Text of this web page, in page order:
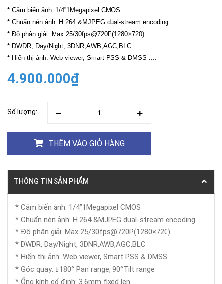
* Cảm biến ảnh: 1/4”1Megapixel CMOS
* Chuẩn nén ảnh: H.264 &MJPEG dual-stream encoding
* Độ phân giải: Max 25/30fps@720P(1280×720)
* DWDR, Day/Night, 3DNR,AWB,AGC,BLC
* Hiển thị ảnh: Web viewer, Smart PSS & DMSS ....
4.900.000₫
Số lượng:
THÊM VÀO GIỎ HÀNG
THÔNG TIN SẢN PHẨM
* Cảm biến ảnh: 1/4”1Megapixel CMOS
* Chuẩn nén ảnh: H.264 &MJPEG dual-stream encoding
* Độ phân giải: Max 25/30fps@720P(1280×720)
* DWDR, Day/Night, 3DNR,AWB,AGC,BLC
* Hiển thị ảnh: Web viewer, Smart PSS & DMSS
* Góc quay: ±180° Pan range, 90°Tilt range
* Ống kính cố định: 3.6mm fixed len